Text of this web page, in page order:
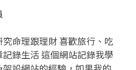
命理跟理財 喜歡旅行、吃
錄生活 這個網站記錄我學